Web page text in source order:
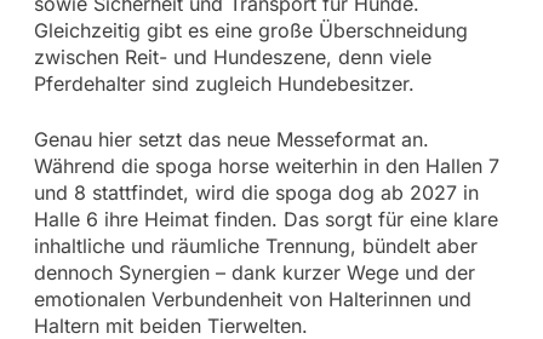
Gleichzeitig gibt es eine große Überschneidung
zwischen Reit- und Hundeszene, denn viele
Pferdehalter sind zugleich Hundebesitzer.
Genau hier setzt das neue Messeformat an.
Während die spoga horse weiterhin in den Hallen 7
und 8 stattfindet, wird die spoga dog ab 2027 in
Halle 6 ihre Heimat finden. Das sorgt für eine klare
inhaltliche und räumliche Trennung, bündelt aber
dennoch Synergien – dank kurzer Wege und der
emotionalen Verbundenheit von Halterinnen und
Haltern mit beiden Tierwelten.